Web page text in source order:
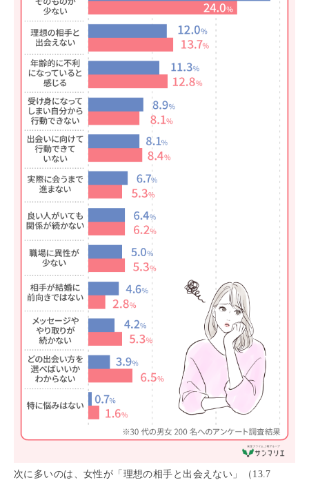
次に多いのは、女性が「理想の相手と出会えない」（13.7